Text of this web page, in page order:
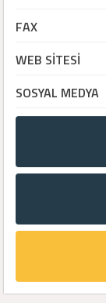
FAX
WEB SİTESİ
SOSYAL MEDYA